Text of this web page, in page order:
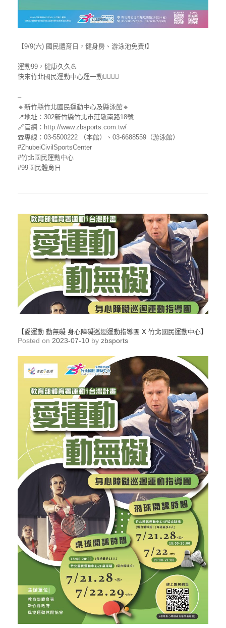
【9/9(六) 國民體育日，健身房、游泳池免費❗️】
運動99，健康久久💪
快來竹北國民運動中心運一動🏋‍♂🏊‍♂
–
🔹新竹縣竹北國民運動中心及縣泳館🔹
📍地址：302新竹縣竹北市莊敬南路18號
🔗官網：http://www.zbsports.com.tw/
☎專線：03-5500222 （本館）、03-6688559（游泳館）
#ZhubeiCivilSportsCenter
#竹北國民運動中心
#99國民體育日
【愛運動 動無礙 身心障礙巡迴運動指導團 X 竹北國民運動中心】
Posted on 2023-07-10 by zbsports